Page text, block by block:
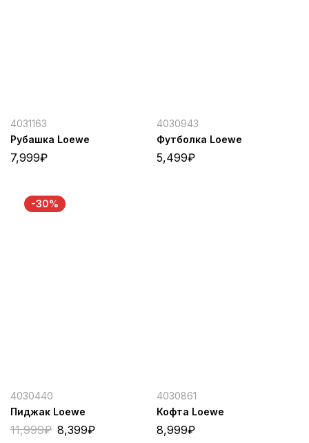
4031163
Рубашка Loewe
7,999₽
4030943
Футболка Loewe
5,499₽
-30%
4030440
Пиджак Loewe
11,999₽ 8,399₽
4030861
Кофта Loewe
8,999₽